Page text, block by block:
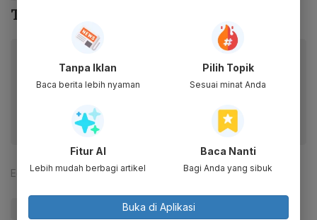
Tree - V BTS, OST Our Beloved Summer
Baca artikel ini lewat aplikasi mobile.
Dapatkan pengalaman membaca lebih nyaman dan nikmati
fitur menarik lainnya lewat aplikasi mobile Katadata.
Editor: Maria Margaretha
Tanpa Iklan
Baca berita lebih nyaman
Pilih Topik
Sesuai minat Anda
Fitur AI
Lebih mudah berbagi artikel
Baca Nanti
Bagi Anda yang sibuk
Buka di Aplikasi